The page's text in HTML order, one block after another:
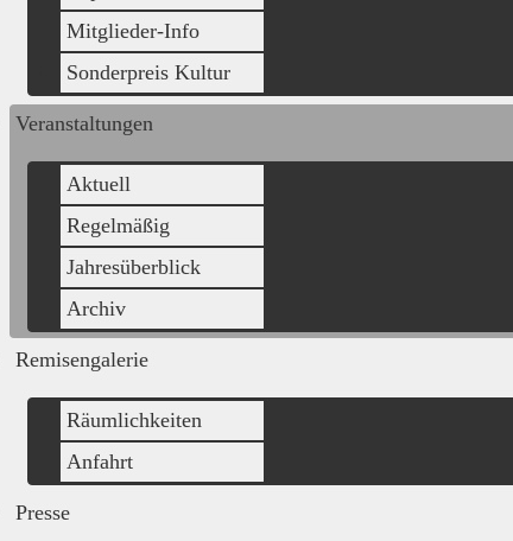
Mitglieder-Info
Sonderpreis Kultur
Veranstaltungen
Aktuell
Regelmäßig
Jahresüberblick
Archiv
Remisengalerie
Räumlichkeiten
Anfahrt
Presse